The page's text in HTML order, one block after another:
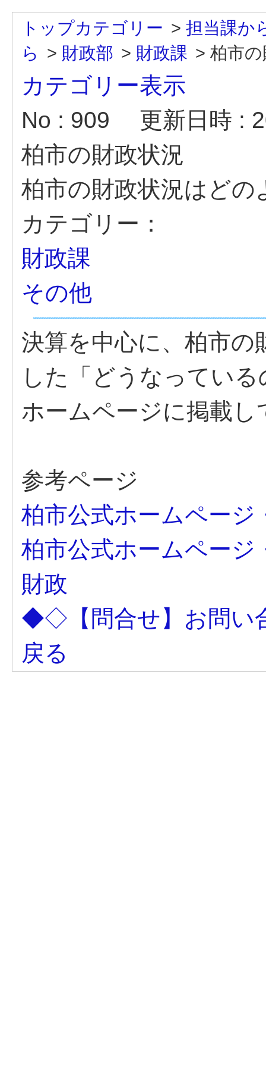
トップカテゴリー > 担当課か
ら > 財政部 > 財政課 > 柏市
カテゴリー表示
No : 909
更新日時 :
柏市の財政状況
柏市の財政状況はど
カテゴリー：
財政課
その他
決算を中心に、柏市
した「どうなってい
ホームページに掲載し
参考ページ
柏市公式ホームページ
柏市公式ホームペー
財政
◆◇【問合せ】お問い
戻る